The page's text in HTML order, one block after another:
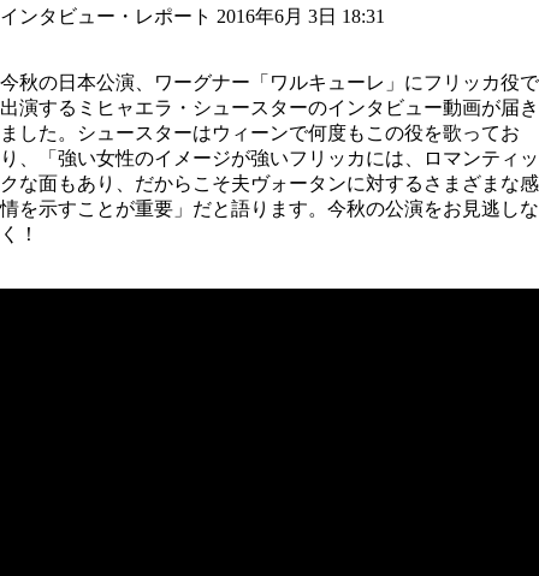
インタビュー・レポート 2016年6月 3日 18:31
今秋の日本公演、ワーグナー「ワルキューレ」にフリッカ役で
出演するミヒャエラ・シュースターのインタビュー動画が届き
ました。シュースターはウィーンで何度もこの役を歌ってお
り、「強い女性のイメージが強いフリッカには、ロマンティッ
クな面もあり、だからこそ夫ヴォータンに対するさまざまな感
情を示すことが重要」だと語ります。今秋の公演をお見逃しな
く！